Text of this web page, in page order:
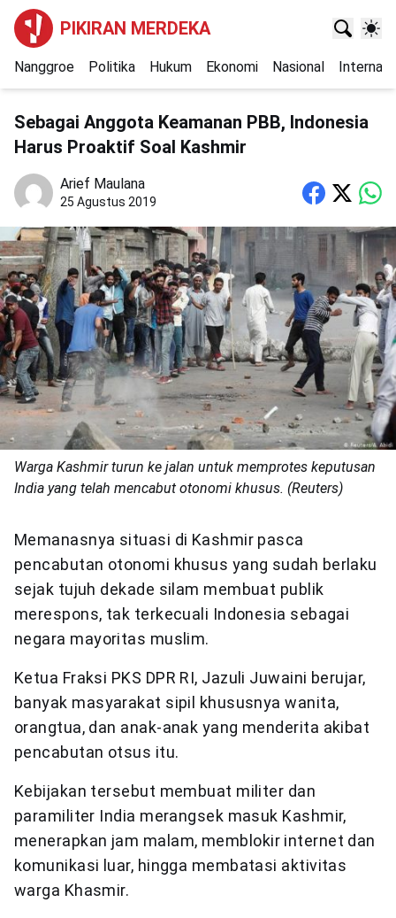
PIKIRAN MERDEKA
Nanggroe Politika Hukum Ekonomi Nasional
Sebagai Anggota Keamanan PBB, Indonesia
Harus Proaktif Soal Kashmir
Arief Maulana
25 Agustus 2019
Warga Kashmir turun ke jalan untuk memprotes keputusan
India yang telah mencabut otonomi khusus. (Reuters)
Memanasnya situasi di Kashmir pasca
pencabutan otonomi khusus yang sudah berlaku
sejak tujuh dekade silam membuat publik
merespons, tak terkecuali Indonesia sebagai
negara mayoritas muslim.
Ketua Fraksi PKS DPR RI, Jazuli Juwaini berujar,
banyak masyarakat sipil khususnya wanita,
orangtua, dan anak-anak yang menderita akibat
pencabutan otsus itu.
Kebijakan tersebut membuat militer dan
paramiliter India merangsek masuk Kashmir,
menerapkan jam malam, memblokir internet dan
komunikasi luar, hingga membatasi aktivitas
warga Khasmir.